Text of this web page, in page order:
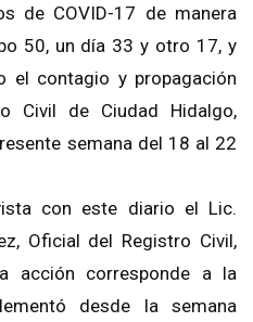
de COVID-17 de manera
50, un día 33 y otro 17, y
el contagio y propagación
Civil de Ciudad Hidalgo,
semana del 18 al 22
con este diario el Lic.
Oficial del Registro Civil,
acción corresponde a la
desde la semana